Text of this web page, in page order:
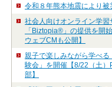
令和８年熊本地震により
社会人向けオンライン学習
「Biztopia®」の提供を開
ウェブCMも公開】
親子で楽しみながら学べ
験会」を開催【8/22（土
部】